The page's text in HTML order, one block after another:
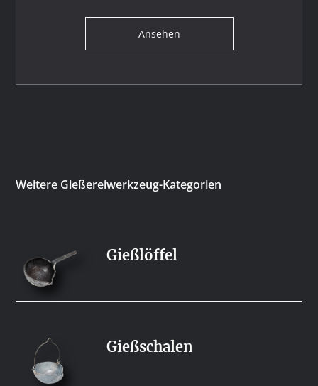
Ansehen
Weitere Gießereiwerkzeug-Kategorien
Gießlöffel
Gießschalen